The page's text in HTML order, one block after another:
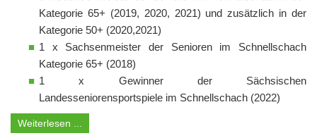
Kategorie 65+ (2019, 2020, 2021) und zusätzlich in der
Kategorie 50+ (2020,2021)
1 x Sachsenmeister der Senioren im Schnellschach
Kategorie 65+ (2018)
1 x Gewinner der Sächsischen
Landesseniorensportspiele im Schnellschach (2022)
Weiterlesen ...